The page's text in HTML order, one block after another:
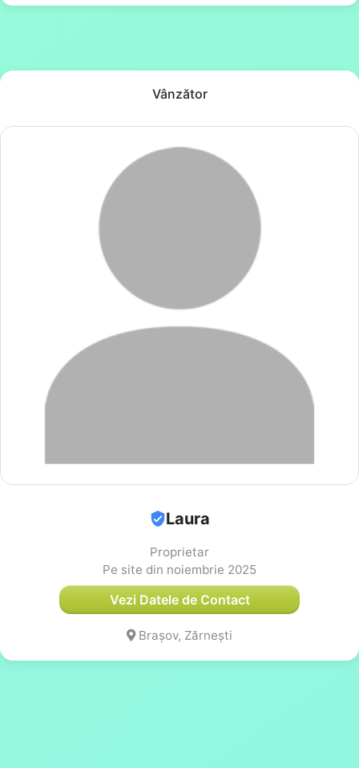
Vânzător
Laura
Proprietar
Pe site din noiembrie 2025
Vezi Datele de Contact
Brașov, Zărnești